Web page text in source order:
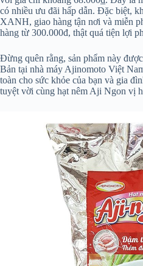
có nhiều ưu đãi hấp dẫn. Đặc biệt,
XANH, giao hàng tận nơi và miễn
hàng từ 300.000đ, thật quá tiện lợi
Đừng quên rằng, sản phẩm này
Bản tại nhà máy Ajinomoto Việt
toàn cho sức khỏe của bạn và gia
tuyệt vời cùng hạt nêm Aji Ngon vị